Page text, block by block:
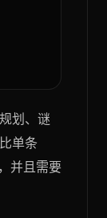
划、谜
单条
并且需要